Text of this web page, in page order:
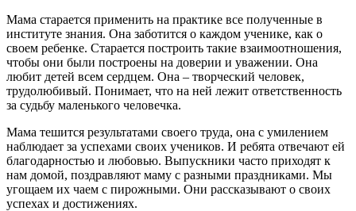
Мама старается применить на практике все полученные в
институте знания. Она заботится о каждом ученике, как о
своем ребенке. Старается построить такие взаимоотношения,
чтобы они были построены на доверии и уважении. Она
любит детей всем сердцем. Она – творческий человек,
трудолюбивый. Понимает, что на ней лежит ответственность
за судьбу маленького человечка.
Мама тешится результатами своего труда, она с умилением
наблюдает за успехами своих учеников. И ребята отвечают ей
благодарностью и любовью. Выпускники часто приходят к
нам домой, поздравляют маму с разными праздниками. Мы
угощаем их чаем с пирожными. Они рассказывают о своих
успехах и достижениях.